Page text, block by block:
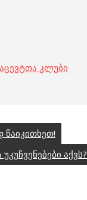
კლუბი
აქვს?